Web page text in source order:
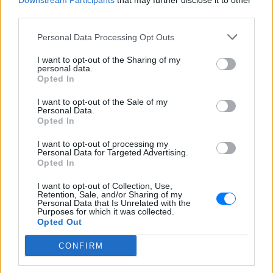
Personal Data Processing Opt Outs
I want to opt-out of the Sharing of my
personal data.
Opted In
I want to opt-out of the Sale of my
Personal Data.
Opted In
I want to opt-out of processing my
Personal Data for Targeted Advertising.
Opted In
I want to opt-out of Collection, Use,
Retention, Sale, and/or Sharing of my
Personal Data that Is Unrelated with the
Purposes for which it was collected.
Opted Out
CONFIRM
ΔΕΙΤΕ ΕΠΙΣΗΣ
ΣΤΗΝ ΙΔΙΑ ΚΑΤΗΓΟΡΙΑ
Η Γαρυφαλλιά Καληφώνη στην
Πάρο με μαύρο μπικίνι ‑ δείτε
τις πόζες της
Το μοντέλο μοιράστηκε φωτογραφίες
από τις καλοκαιρινές της διακοπές στο
νησί των Κυκλάδων
Ιωάννα Τούνη: «Έβγαλα όλο το
και αντιβιώσεις»